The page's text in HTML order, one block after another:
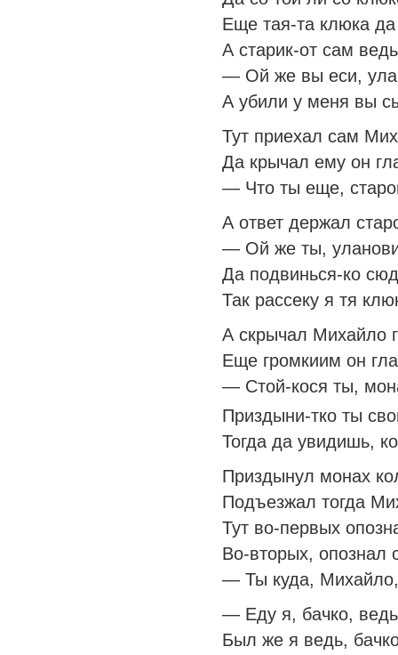
Еще тая-та клюка да
А старик-от сам
— Ой же вы еси,
А убили у меня вы
Тут приехал сам
Да крычал ему он
— Что ты еще,
А ответ держал
— Ой же ты,
Да подвинься-ко
Так рассеку я тя
А скрычал Михайло
Еще громкиим он
— Стой-кося ты,
Приздыни-тко ты
Тогда да увидишь,
Приздынул монах
Подъезжал тогда
Тут во-первых
Во-вторых,
— Ты куда,
— Еду я, бачко,
Был же я ведь,